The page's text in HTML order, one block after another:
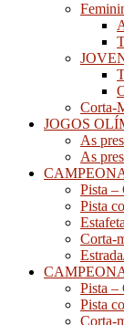
Corta-
JOGOS
As
As
Pista –
Pista
Corta-
Pista –
Pista
Corta-